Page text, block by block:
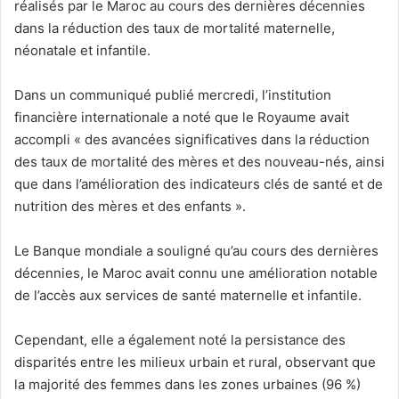
réalisés par le Maroc au cours des dernières décennies
dans la réduction des taux de mortalité maternelle,
néonatale et infantile.
Dans un communiqué publié mercredi, l’institution
financière internationale a noté que le Royaume avait
accompli « des avancées significatives dans la réduction
des taux de mortalité des mères et des nouveau-nés, ainsi
que dans l’amélioration des indicateurs clés de santé et de
nutrition des mères et des enfants ».
Le Banque mondiale a souligné qu’au cours des dernières
décennies, le Maroc avait connu une amélioration notable
de l’accès aux services de santé maternelle et infantile.
Cependant, elle a également noté la persistance des
disparités entre les milieux urbain et rural, observant que
la majorité des femmes dans les zones urbaines (96 %)